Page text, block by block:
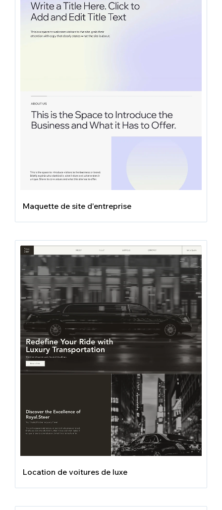
Maquette de site d'entreprise
Location de voitures de luxe